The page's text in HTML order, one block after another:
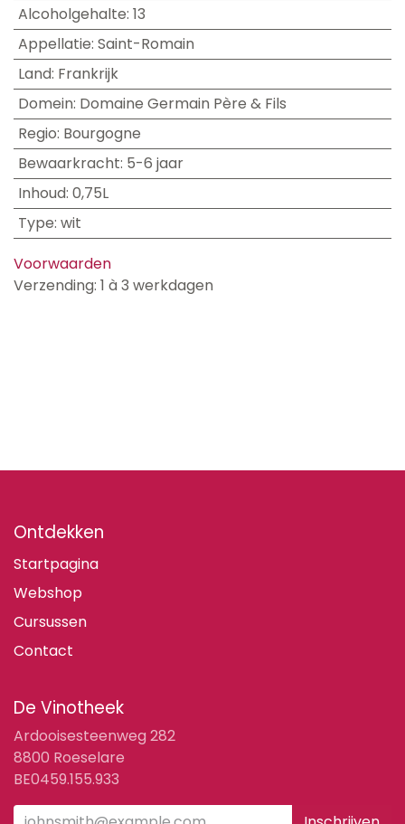
Alcoholgehalte: 13
Appellatie: Saint-Romain
Land: Frankrijk
Domein: Domaine Germain Père & Fils
Regio: Bourgogne
Bewaarkracht: 5-6 jaar
Inhoud: 0,75L
Type: wit
Voorwaarden
Verzending: 1 à 3 werkdagen
Ontdekken
Startpagina
Webshop
Cursussen
Contact
De Vinotheek
Ardooisesteenweg 282
8800 Roeselare
BE0459.155.933